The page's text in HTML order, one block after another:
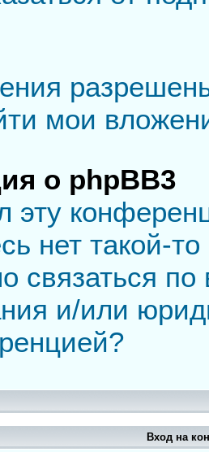
мои
о phpBB3
эту
нет такой-
связаться по
и/или
Вход на